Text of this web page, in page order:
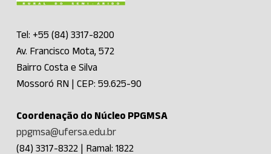
Tel: +55 (84) 3317-8200
Av. Francisco Mota, 572
Bairro Costa e Silva
Mossoró RN | CEP: 59.625-90
Coordenação do Núcleo PPGMSA
ppgmsa@ufersa.edu.br
(84) 3317-8322 | Ramal: 1822